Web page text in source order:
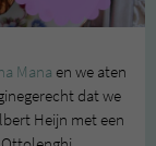
Mana en we aten
dat we
Heijn met een